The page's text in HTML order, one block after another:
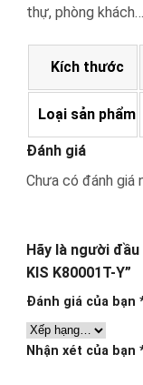
thự, phòng khách…
Kích thước
Loại sản phẩm
Đánh giá
Chưa có đánh giá
Hãy là người
KIS K80001T-Y”
Đánh giá của bạn
Nhận xét của bạn